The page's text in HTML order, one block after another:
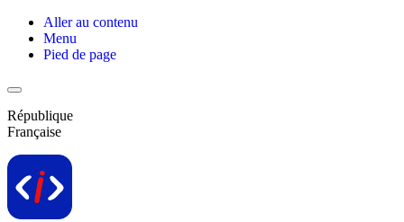
Aller au contenu
Menu
Pied de page
République
Française